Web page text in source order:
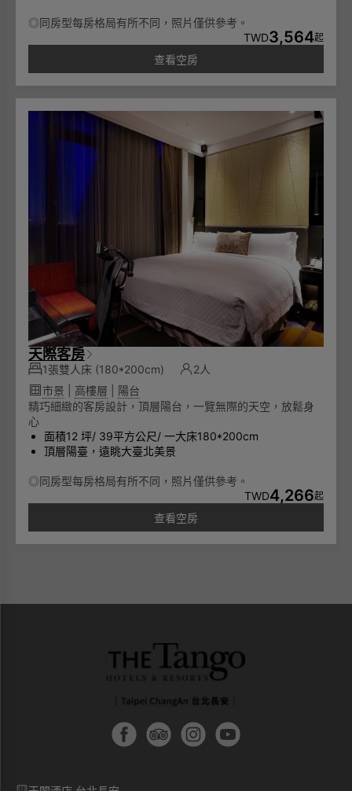
◎同房型每房格局有所不同，照片僅供參考。
TWD3,564起
查看空房
天際客房
1張雙人床 (180*200cm)
2人
市景
高樓層
陽台
精巧細緻的客房設計，頂層陽台，一覽無際的天空，放鬆身
心
面積12 坪/ 39平方公尺/ 一大床180*200cm
頂層陽臺，遠眺大臺北美景
◎同房型每房格局有所不同，照片僅供參考。
TWD4,266起
查看空房